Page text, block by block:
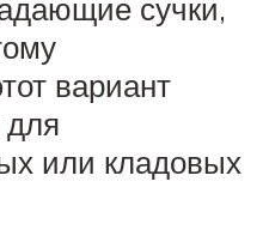
сучки,
вариант
для
или кладовых